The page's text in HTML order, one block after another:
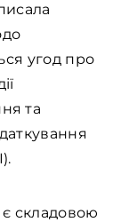
угод про
та
складовою